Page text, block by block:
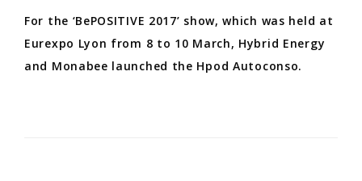
For the ‘BePOSITIVE 2017’ show, which was held at
Eurexpo Lyon from 8 to 10 March, Hybrid Energy
and Monabee launched the Hpod Autoconso.